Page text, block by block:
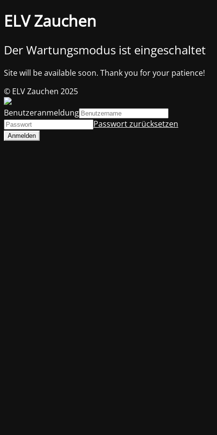
ELV Zauchen
Der Wartungsmodus ist eingeschaltet
Site will be available soon. Thank you for your patience!
© ELV Zauchen 2025
Benutzeranmeldung
Passwort zurücksetzen